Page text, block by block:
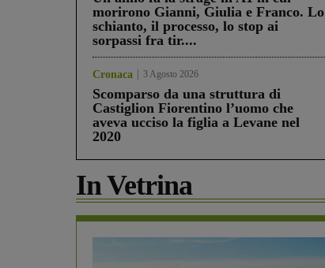
morirono Gianni, Giulia e Franco. Lo
schianto, il processo, lo stop ai
sorpassi fra tir....
Cronaca 3 Agosto 2026
Scomparso da una struttura di
Castiglion Fiorentino l’uomo che
aveva ucciso la figlia a Levane nel
2020
In Vetrina